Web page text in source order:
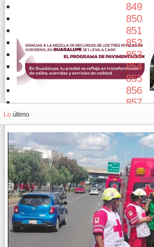
849
850
851
852
853
854
855
856
857
Lo último